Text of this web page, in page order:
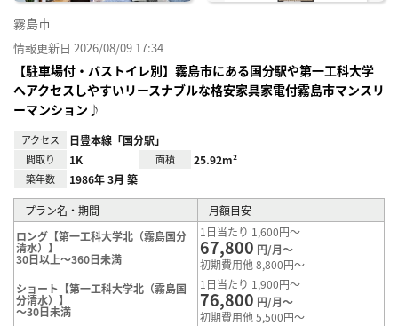
霧島市
情報更新日 2026/08/09 17:34
【駐車場付・バストイレ別】霧島市にある国分駅や第一工科大学
へアクセスしやすいリースナブルな格安家具家電付霧島市マンスリ
ーマンション♪
アクセス 日豊本線「国分駅」
間取り 1K 面積 25.92m²
築年数 1986年 3月 築
プラン名・期間
月額目安
ロング【第一工科大学北（霧島国分
清水）】
30日以上～360日未満
1日当たり 1,600円～
67,800 円/月～
初期費用他 8,800円～
ショート【第一工科大学北（霧島国
分清水）】
～30日未満
1日当たり 1,900円～
76,800 円/月～
初期費用他 5,500円～